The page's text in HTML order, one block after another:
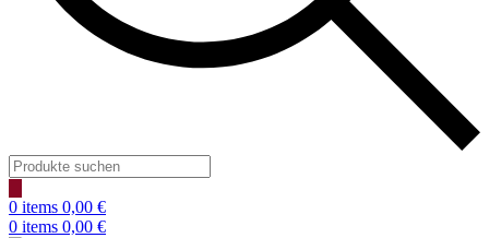
Products
search
0 items 0,00 €
0 items 0,00 €